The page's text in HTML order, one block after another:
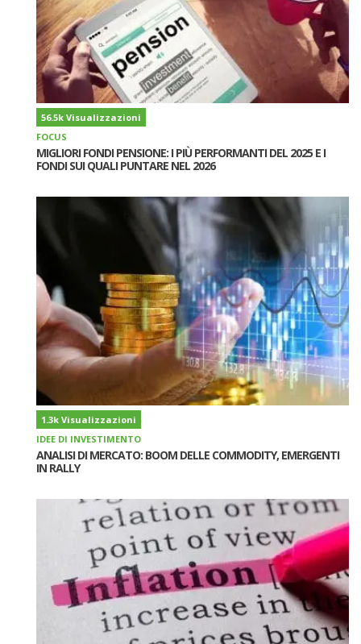
56.5k Visualizzazioni
FOCUS
MIGLIORI FONDI PENSIONE: I PIÙ PERFORMANTI DEL 2025 E I
FONDI SUI QUALI PUNTARE NEL 2026
1.3k Visualizzazioni
IDEE DI INVESTIMENTO
ANALISI DI MERCATO: BOOM DELLE COMMODITY, EMERGENTI
IN RALLY